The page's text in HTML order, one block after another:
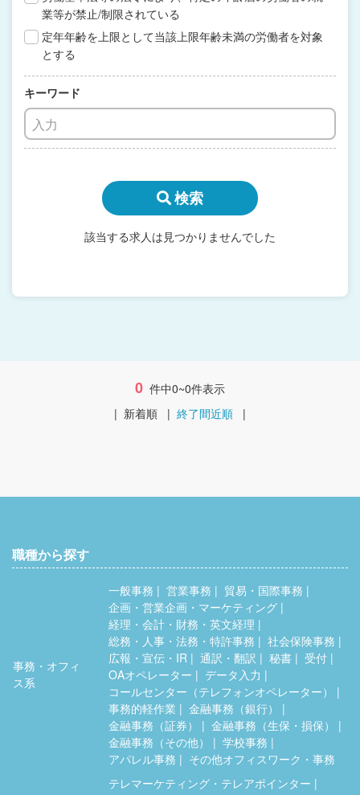
業等が禁止/制限されている
定年年齢を上限として当該上限年齢未満の労働者を対象
とする
キーワード
検索
該当する求人は見つかりませんでした
0 件中0~0件表示
| 新着順 | 終了間近順 |
職種から探す
事務・オフィ
ス系
一般事務 営業事務
貿易・国際事務
企画・営業企画・マーケティング
経理・会計・財務・英文経理
総務・人事・法務・特許事務
社会保険事務
広報・宣伝・IR
通訳・翻訳 秘書
受付
OAオペレーター
データ入力
コールセンター（テレフォンオペレーター）
事務的軽作業
金融事務（銀行）
金融事務（証券）
金融事務（生保・損保）
金融事務（その他）
学校事務
アパレル事務
その他オフィスワーク・事務
テレマーケティング・テレアポインター